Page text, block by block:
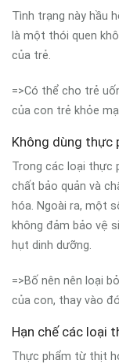
Tình trạng này hầu
là một thói quen
của trẻ.
=>Có thể cho trẻ
của con trẻ khỏe
Không dùng thực
Trong các loại thực
chất bảo quản và
hóa. Ngoài ra, một
không đảm bảo vệ
hụt dinh dưỡng.
=>Bố nên nên loại
của con, thay vào
Hạn chế các loại
Thực phẩm từ thịt